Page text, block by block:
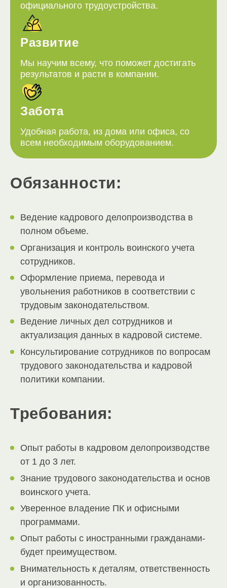
официального трудоустройства.
Развитие
Мы научим всему, что поможет достигать
результатов и расти в компании.
Забота
Удобная работа, из дома или офиса, со
всем необходимым оборудованием.
Обязанности:
Ведение кадрового делопроизводства в
полном объеме.
Организация и контроль воинского учета
сотрудников.
Оформление приема, перевода и
увольнения работников в соответствии с
трудовым законодательством.
Ведение личных дел сотрудников и
актуализация данных в кадровой системе.
Консультирование сотрудников по вопросам
трудового законодательства и кадровой
политики компании.
Требования:
Опыт работы в кадровом делопроизводстве
от 1 до 3 лет.
Знание трудового законодательства и основ
воинского учета.
Уверенное владение ПК и офисными
программами.
Опыт работы с иностранными гражданами-
будет преимуществом.
Внимательность к деталям, ответственность
и организованность.